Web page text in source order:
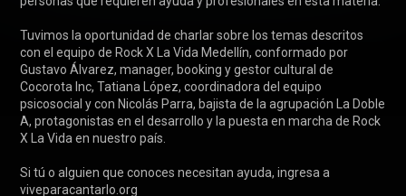
Tuvimos la oportunidad de charlar sobre los temas descritos
con el equipo de Rock X La Vida Medellín, conformado por
Gustavo Álvarez, manager, booking y gestor cultural de
Cocorota Inc, Tatiana López, coordinadora del equipo
psicosocial y con Nicolás Parra, bajista de la agrupación La Doble
A, protagonistas en el desarrollo y la puesta en marcha de Rock
X La Vida en nuestro país.
Si tú o alguien que conoces necesitan ayuda, ingresa a
viveparacantarlo.org